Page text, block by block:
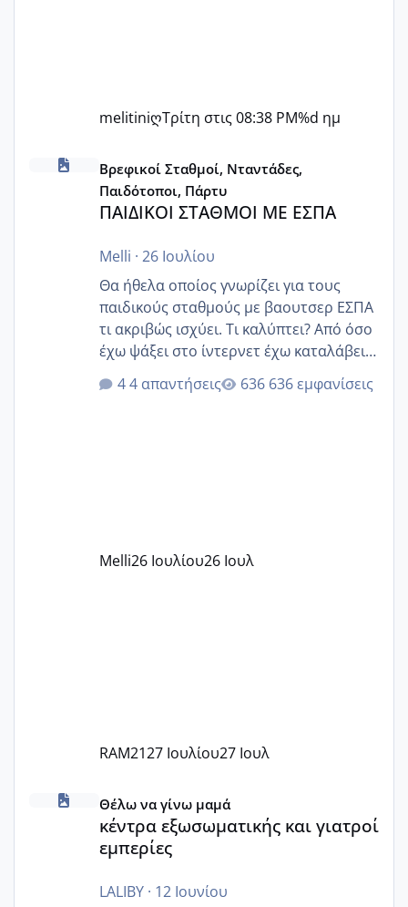
melitiniღΤρίτη στις 08:38 PM%d ημ
ΠΑΙΔΙΚΟΙ ΣΤΑΘΜΟΙ ΜΕ ΕΣΠΑ
Βρεφικοί Σταθμοί, Νταντάδες,
Παιδότοποι, Πάρτυ
ΠΑΙΔΙΚΟΙ ΣΤΑΘΜΟΙ ΜΕ ΕΣΠΑ
Melli · 26 Ιουλίου
Θα ήθελα οποίος γνωρίζει για τους
παιδικούς σταθμούς με βαουτσερ ΕΣΠΑ
τι ακριβώς ισχύει. Τι καλύπτει? Από όσο
έχω ψάξει στο ίντερνετ έχω καταλάβει
ότι το βαουτσερ καλύπτει όλα τα
δίδακτρα και τα τροφεια του ιδιωτικού
Εγώ πήγα σε έναν ιδιωτικό παιδικό στ
4 απαντήσεις 636 εμφανίσεις
Melli26 Ιουλίου26 Ιουλ
RAM2127 Ιουλίου27 Ιουλ
κέντρα εξωσωματικής και γιατροί εμπερίες
Θέλω να γίνω μαμά
κέντρα εξωσωματικής και γιατροί
εμπερίες
LALIBY· 12 Ιουνίου